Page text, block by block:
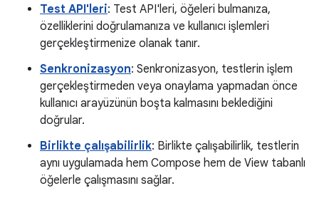
Test API'leri: Test API'leri, öğeleri bulmanıza,
özelliklerini doğrulamanıza ve kullanıcı işlemleri
gerçekleştirmenize olanak tanır.
Senkronizasyon: Senkronizasyon, testlerin işlem
gerçekleştirmeden veya onaylama yapmadan önce
kullanıcı arayüzünün boşta kalmasını beklediğini
doğrular.
Birlikte çalışabilirlik: Birlikte çalışabilirlik, testlerin
aynı uygulamada hem Compose hem de View tabanlı
öğelerle çalışmasını sağlar.